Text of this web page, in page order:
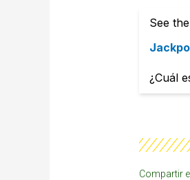
See
¿Cuál
Compartir